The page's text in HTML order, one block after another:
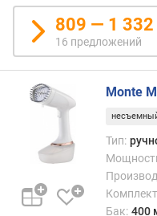
т
и
п
п
р
б
л
809 — 1 332
16 предложений
Monte
Тип:
Бак: 400